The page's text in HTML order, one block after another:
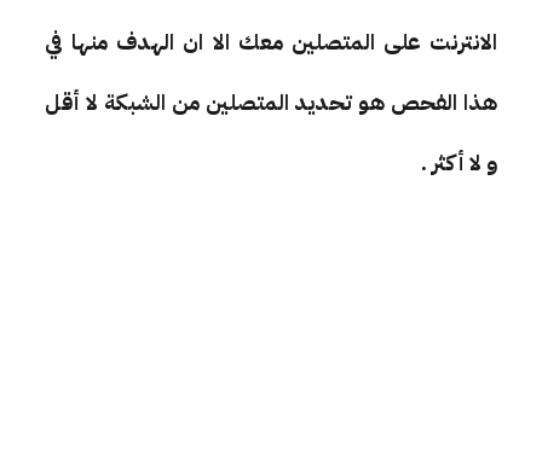
الانترنت على المتصلين معك الا ان الهدف منها في
هذا الفحص هو تحديد المتصلين من الشبكة لا أقل
و لا أكثر .